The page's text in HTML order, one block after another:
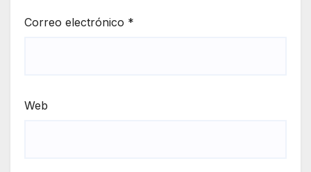
Correo electrónico *
Web